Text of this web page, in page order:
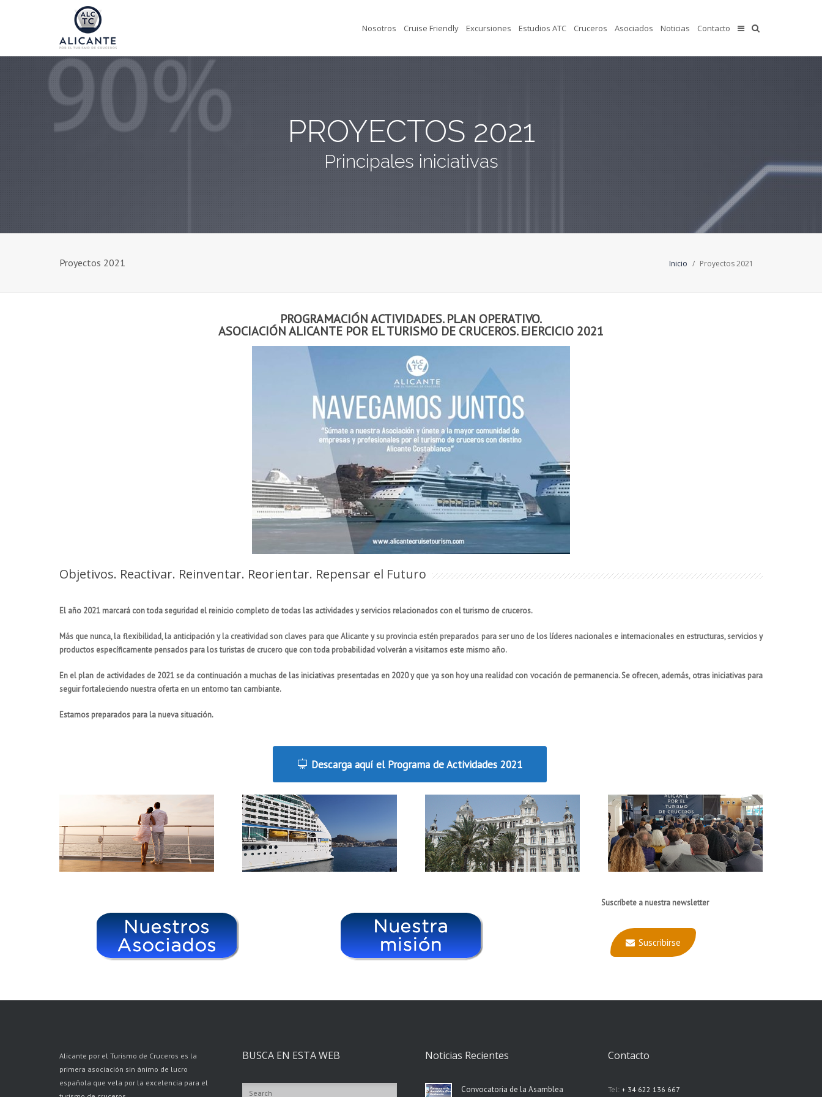
Nosotros Cruise Friendly Excursiones Estudios ATC Cruceros Asociados Noticias Contacto
PROYECTOS 2021
Principales iniciativas
Proyectos 2021 Inicio / Proyectos 2021
PROGRAMACIÓN ACTIVIDADES. PLAN OPERATIVO.
ASOCIACIÓN ALICANTE POR EL TURISMO DE CRUCEROS. EJERCICIO 2021
Objetivos. Reactivar. Reinventar. Reorientar. Repensar el Futuro
El año 2021 marcará con toda seguridad el reinicio completo de todas las actividades y servicios relacionados con el turismo de cruceros.
Más que nunca, la flexibilidad, la anticipación y la creatividad son claves para que Alicante y su provincia estén preparados para ser uno de los líderes nacionales e internacionales en estructuras, servicios y
productos específicamente pensados para los turistas de crucero que con toda probabilidad volverán a visitarnos este mismo año.
En el plan de actividades de 2021 se da continuación a muchas de las iniciativas presentadas en 2020 y que ya son hoy una realidad con vocación de permanencia. Se ofrecen, además, otras iniciativas para
seguir fortaleciendo nuestra oferta en un entorno tan cambiante.
Estamos preparados para la nueva situación.
Descarga aquí el Programa de Actividades 2021
Suscríbete a nuestra newsletter
Suscribirse
Alicante por el Turismo de Cruceros es la
primera asociación sin ánimo de lucro
española que vela por la excelencia para el
BUSCA EN ESTA WEB Noticias Recientes
Convocatoria de la Asamblea
Contacto
Tel: + 34 622 136 667